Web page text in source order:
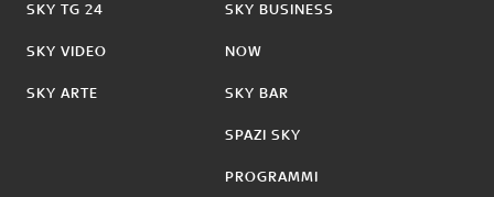
SKY TG 24
SKY VIDEO
SKY ARTE
SKY BUSINESS
NOW
SKY BAR
SPAZI SKY
PROGRAMMI